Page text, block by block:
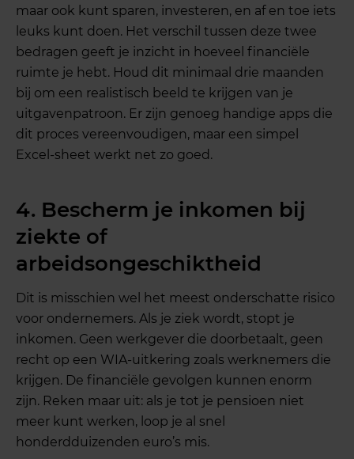
maar ook kunt sparen, investeren, en af en toe iets
leuks kunt doen. Het verschil tussen deze twee
bedragen geeft je inzicht in hoeveel financiële
ruimte je hebt. Houd dit minimaal drie maanden
bij om een realistisch beeld te krijgen van je
uitgavenpatroon. Er zijn genoeg handige apps die
dit proces vereenvoudigen, maar een simpel
Excel-sheet werkt net zo goed.
4. Bescherm je inkomen bij
ziekte of
arbeidsongeschiktheid
Dit is misschien wel het meest onderschatte risico
voor ondernemers. Als je ziek wordt, stopt je
inkomen. Geen werkgever die doorbetaalt, geen
recht op een WIA-uitkering zoals werknemers die
krijgen. De financiële gevolgen kunnen enorm
zijn. Reken maar uit: als je tot je pensioen niet
meer kunt werken, loop je al snel
honderdduizenden euro’s mis.